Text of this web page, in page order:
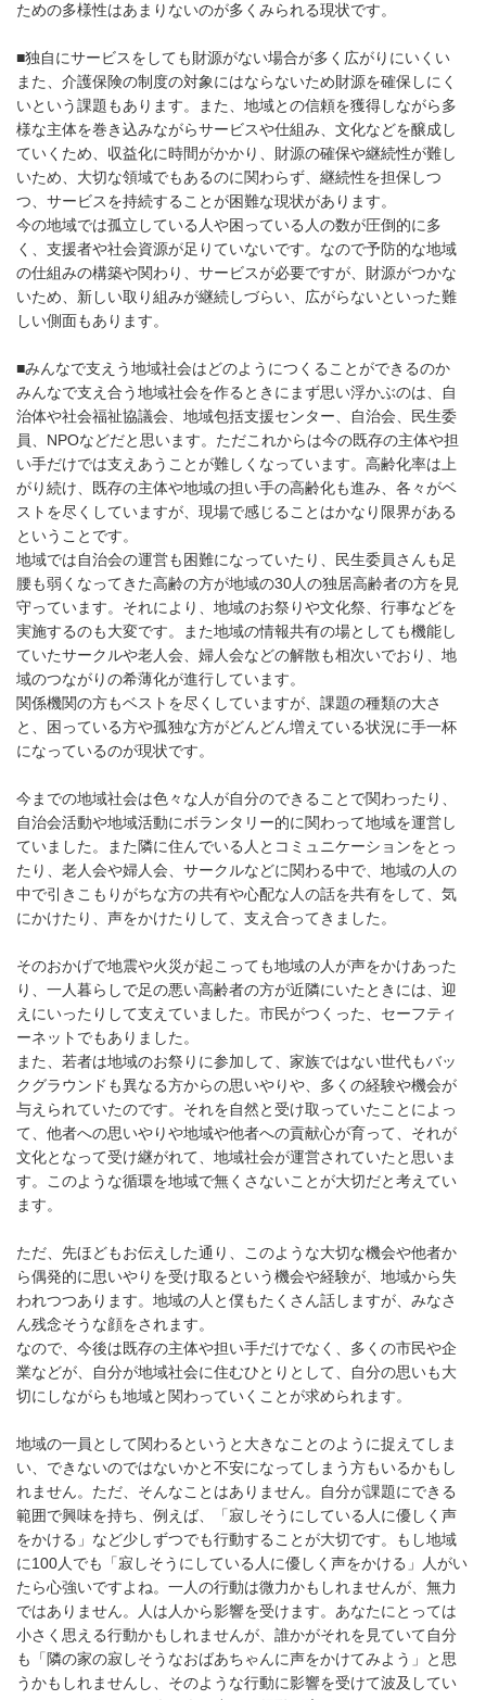
ための多様性はあまりないのが多くみられる現状です。
■独自にサービスをしても財源がない場合が多く広がりにいくい
また、介護保険の制度の対象にはならないため財源を確保しにく
いという課題もあります。また、地域との信頼を獲得しながら多
様な主体を巻き込みながらサービスや仕組み、文化などを醸成し
ていくため、収益化に時間がかかり、財源の確保や継続性が難し
いため、大切な領域でもあるのに関わらず、継続性を担保しつ
つ、サービスを持続することが困難な現状があります。
今の地域では孤立している人や困っている人の数が圧倒的に多
く、支援者や社会資源が足りていないです。なので予防的な地域
の仕組みの構築や関わり、サービスが必要ですが、財源がつかな
いため、新しい取り組みが継続しづらい、広がらないといった難
しい側面もあります。
■みんなで支えう地域社会はどのようにつくることができるのか
みんなで支え合う地域社会を作るときにまず思い浮かぶのは、自
治体や社会福祉協議会、地域包括支援センター、自治会、民生委
員、NPOなどだと思います。ただこれからは今の既存の主体や担
い手だけでは支えあうことが難しくなっています。高齢化率は上
がり続け、既存の主体や地域の担い手の高齢化も進み、各々がベ
ストを尽くしていますが、現場で感じることはかなり限界がある
ということです。
地域では自治会の運営も困難になっていたり、民生委員さんも足
腰も弱くなってきた高齢の方が地域の30人の独居高齢者の方を見
守っています。それにより、地域のお祭りや文化祭、行事などを
実施するのも大変です。また地域の情報共有の場としても機能し
ていたサークルや老人会、婦人会などの解散も相次いでおり、地
域のつながりの希薄化が進行しています。
関係機関の方もベストを尽くしていますが、課題の種類の大さ
と、困っている方や孤独な方がどんどん増えている状況に手一杯
になっているのが現状です。
今までの地域社会は色々な人が自分のできることで関わったり、
自治会活動や地域活動にボランタリー的に関わって地域を運営し
ていました。また隣に住んでいる人とコミュニケーションをとっ
たり、老人会や婦人会、サークルなどに関わる中で、地域の人の
中で引きこもりがちな方の共有や心配な人の話を共有をして、気
にかけたり、声をかけたりして、支え合ってきました。
そのおかげで地震や火災が起こっても地域の人が声をかけあった
り、一人暮らしで足の悪い高齢者の方が近隣にいたときには、迎
えにいったりして支えていました。市民がつくった、セーフティ
ーネットでもありました。
また、若者は地域のお祭りに参加して、家族ではない世代もバッ
クグラウンドも異なる方からの思いやりや、多くの経験や機会が
与えられていたのです。それを自然と受け取っていたことによっ
て、他者への思いやりや地域や他者への貢献心が育って、それが
文化となって受け継がれて、地域社会が運営されていたと思いま
す。このような循環を地域で無くさないことが大切だと考えてい
ます。
ただ、先ほどもお伝えした通り、このような大切な機会や他者か
ら偶発的に思いやりを受け取るという機会や経験が、地域から失
われつつあります。地域の人と僕もたくさん話しますが、みなさ
ん残念そうな顔をされます。
なので、今後は既存の主体や担い手だけでなく、多くの市民や企
業などが、自分が地域社会に住むひとりとして、自分の思いも大
切にしながらも地域と関わっていくことが求められます。
地域の一員として関わるというと大きなことのように捉えてしま
い、できないのではないかと不安になってしまう方もいるかもし
れません。ただ、そんなことはありません。自分が課題にできる
範囲で興味を持ち、例えば、「寂しそうにしている人に優しく声
をかける」など少しずつでも行動することが大切です。もし地域
に100人でも「寂しそうにしている人に優しく声をかける」人がい
たら心強いですよね。一人の行動は微力かもしれませんが、無力
ではありません。人は人から影響を受けます。あなたにとっては
小さく思える行動かもしれませんが、誰かがそれを見ていて自分
も「隣の家の寂しそうなおばあちゃんに声をかけてみよう」と思
うかもしれませんし、そのような行動に影響を受けて波及してい